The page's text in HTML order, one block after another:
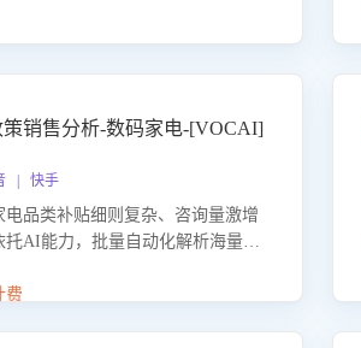
策销售分析-数码家电-[VOCAI]
| 快手
电品类补贴细则复杂、咨询量激增
托AI能力，批量自动化解析海量客
买意向，深度洞察决策动因。同
费